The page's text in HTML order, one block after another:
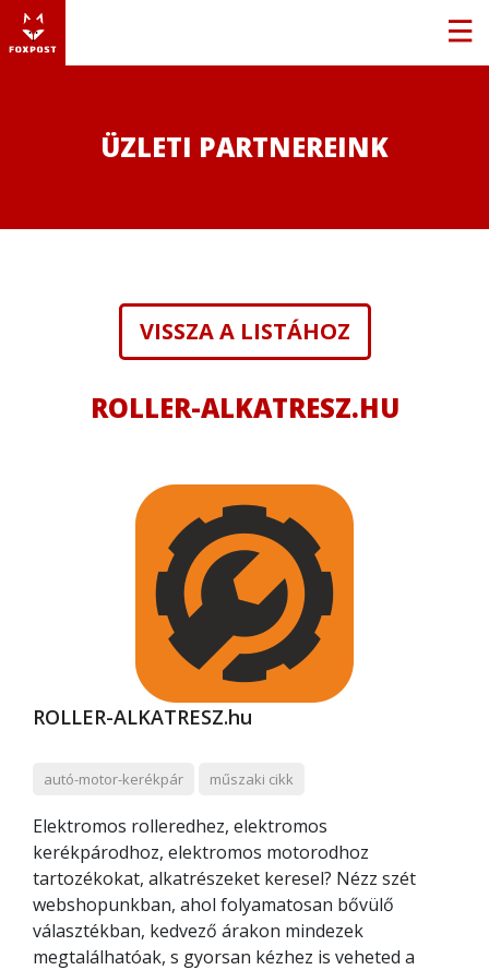
ÜZLETI PARTNEREINK
VISSZA A LISTÁHOZ
ROLLER-ALKATRESZ.HU
ROLLER-ALKATRESZ.hu
autó-motor-kerékpár műszaki cikk
Elektromos rolleredhez, elektromos
kerékpárodhoz, elektromos motorodhoz
tartozékokat, alkatrészeket keresel? Nézz szét
webshopunkban, ahol folyamatosan bővülő
választékban, kedvező árakon mindezek
megtalálhatóak, s gyorsan kézhez is veheted a